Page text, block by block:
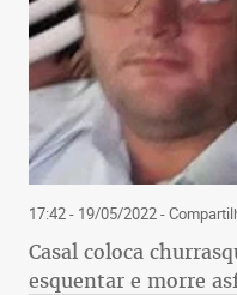
17:42 - 19/05/2022-
Casal coloca
esquentar e morre